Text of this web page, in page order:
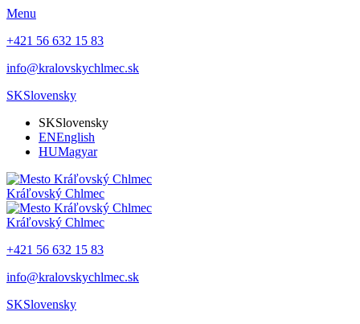
Menu
+421 56 632 15 83
info@kralovskychlmec.sk
SKSlovensky
SKSlovensky
ENEnglish
HUMagyar
Kráľovský Chlmec
Kráľovský Chlmec
+421 56 632 15 83
info@kralovskychlmec.sk
SKSlovensky